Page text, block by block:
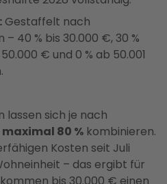
Gestaffelt nach
40 % bis 30.000 €, 30 %
€ und 0 % ab 50.001
lassen sich je nach
maximal 80 %kombinieren.
Kosten seit Juli
– das ergibt für